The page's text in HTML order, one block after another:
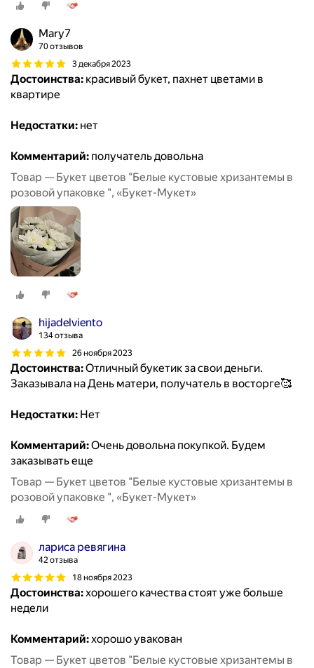
Mary7
70 отзывов
3 декабря 2023
Достоинства: красивый букет, пахнет цветами в
квартире
Недостатки: нет
Комментарий: получатель довольна
Товар — Букет цветов "Белые кустовые хризантемы в
розовой упаковке ", «Букет-Мукет»
hijadelviento
134 отзыва
26 ноября 2023
Достоинства:Отличный букетик за свои деньги.
Заказывала на День матери, получатель в восторге🥰
Недостатки: Нет
Комментарий:Очень довольна покупкой. Будем
заказывать еще
Товар — Букет цветов "Белые кустовые хризантемы в
розовой упаковке ", «Букет-Мукет»
лариса ревягина
42 отзыва
18 ноября 2023
Достоинства:хорошего качества стоят уже больше
недели
Комментарий:хорошо увакован
Товар — Букет цветов "Белые кустовые хризантемы в